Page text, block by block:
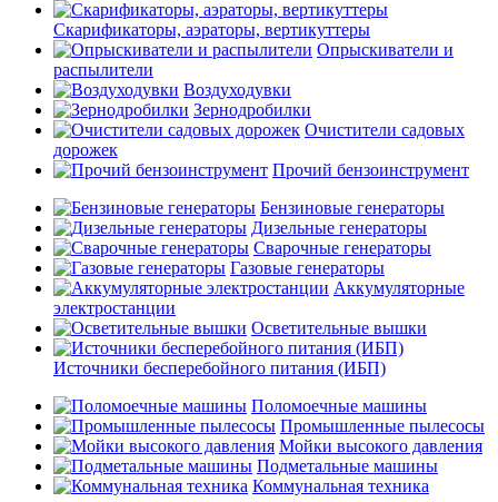
Скарификаторы, аэраторы, вертикуттеры
Опрыскиватели и
распылители
Воздуходувки
Зернодробилки
Очистители садовых
дорожек
Прочий бензоинструмент
Бензиновые генераторы
Дизельные генераторы
Сварочные генераторы
Газовые генераторы
Аккумуляторные
электростанции
Осветительные вышки
Источники бесперебойного питания (ИБП)
Поломоечные машины
Промышленные пылесосы
Мойки высокого давления
Подметальные машины
Коммунальная техника